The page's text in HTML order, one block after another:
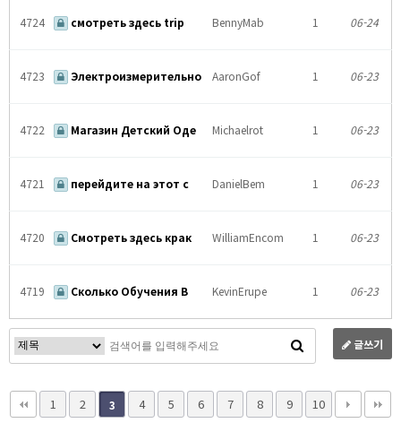
4724 смотреть здесь trip BennyMab 1 06-24
4723 Электроизмерительно AaronGof 1 06-23
4722 Магазин Детский Оде Michaelrot 1 06-23
4721 перейдите на этот с DanielBem 1 06-23
4720 Смотреть здесь крак WilliamEncom 1 06-23
4719 Сколько Обучения В KevinErupe 1 06-23
글쓰기
1 2 3 4 5 6 7 8 9 10